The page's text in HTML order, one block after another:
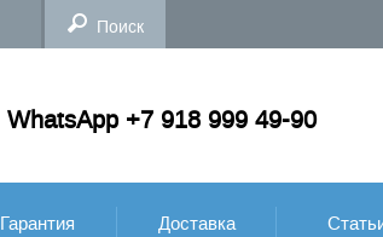
WhatsApp +7 918 999 49-90
Гарантия Доставка